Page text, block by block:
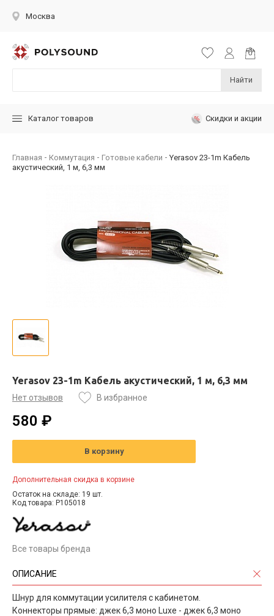
Москва
Найти
Каталог товаров Скидки и акции
Главная Коммутация Готовые кабели
Yerasov 23-1m Кабель
акустический, 1 м, 6,3 мм
Yerasov 23-1m Кабель акустический, 1 м, 6,3 мм
Нет отзывов В избранное
580 ₽
В корзину
Дополнительная скидка в корзине
Остаток на складе: 19 шт.
Код товара: P105018
Все товары бренда
ОПИСАНИЕ
Шнур для коммутации усилителя с кабинетом.
Коннекторы прямые: джек 6,3 моно Luxe - джек 6,3 моно